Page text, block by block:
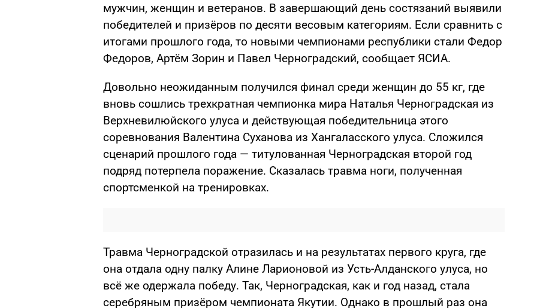
мужчин, женщин и ветеранов. В завершающий день состязаний выявили
победителей и призёров по десяти весовым категориям. Если сравнить с
итогами прошлого года, то новыми чемпионами республики стали Федор
Федоров, Артём Зорин и Павел Черноградский, сообщает ЯСИА.
Довольно неожиданным получился финал среди женщин до 55 кг, где
вновь сошлись трехкратная чемпионка мира Наталья Черноградская из
Верхневилюйского улуса и действующая победительница этого
соревнования Валентина Суханова из Хангаласского улуса. Сложился
сценарий прошлого года — титулованная Черноградская второй год
подряд потерпела поражение. Сказалась травма ноги, полученная
спортсменкой на тренировках.
Травма Черноградской отразилась и на результатах первого круга, где
она отдала одну палку Алине Ларионовой из Усть-Алданского улуса, но
всё же одержала победу. Так, Черноградская, как и год назад, стала
серебряным призёром чемпионата Якутии. Однако в прошлый раз она